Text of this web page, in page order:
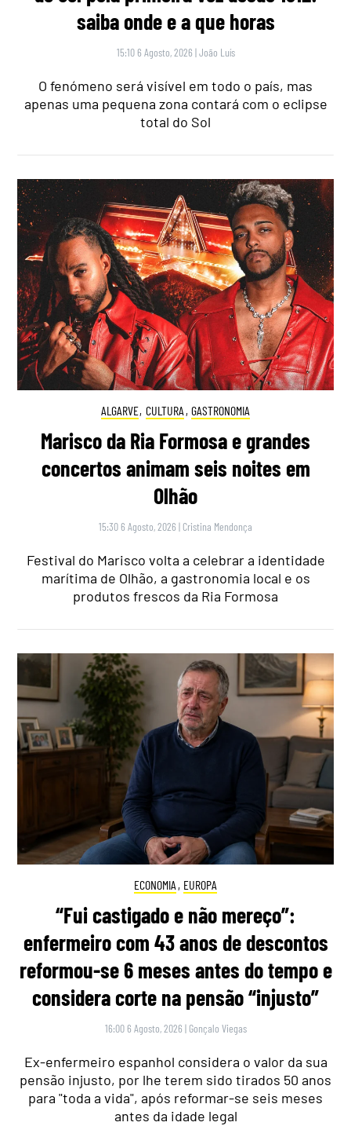
saiba onde e a que horas
15:10 6 Agosto, 2026 |João Luís
O fenómeno será visível em todo o país, mas
apenas uma pequena zona contará com o eclipse
total do Sol
ALGARVE, CULTURA , GASTRONOMIA
Marisco da Ria Formosa e grandes
concertos animam seis noites em
Olhão
15:30 6 Agosto, 2026 | Cristina Mendonça
Festival do Marisco volta a celebrar a identidade
marítima de Olhão, a gastronomia local e os
produtos frescos da Ria Formosa
ECONOMIA , EUROPA
“Fui castigado e não mereço”:
enfermeiro com 43 anos de descontos
reformou-se 6 meses antes do tempo e
considera corte na pensão “injusto”
16:00 6 Agosto, 2026 | Gonçalo Viegas
Ex-enfermeiro espanhol considera o valor da sua
pensão injusto, por lhe terem sido tirados 50 anos
para "toda a vida", após reformar-se seis meses
antes da idade legal